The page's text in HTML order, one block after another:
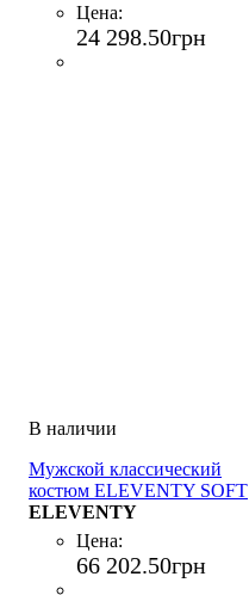
Цена:
24 298.50грн
Мужской классический
костюм ELEVENTY SOFT
SUIT PANT JOGGER
BLU DENIM
ELEVENTY
Цена:
66 202.50грн